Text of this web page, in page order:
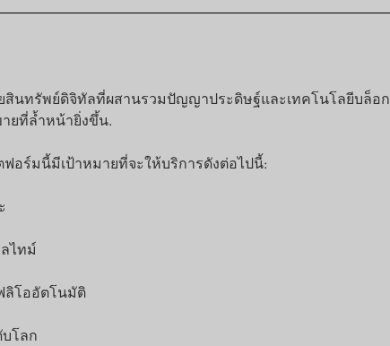
นทรัพย์ดิจิทัลที่ผสานรวมปัญญาประดิษฐ์และเทคโนโลยีบล็อก
ยที่ล้ำหน้ายิ่งขึ้น.
อร์มนี้มีเป้าหมายที่จะให้บริการดังต่อไปนี้:
ไทม์
ลิโออัตโนมัติ
โลก